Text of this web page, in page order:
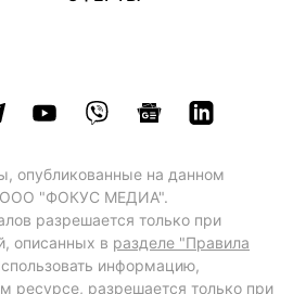
опубликованные на данном
ООО "ФОКУС МЕДИА".
разрешается только при
описанных в разделе "Правила
информацию,
ресурсе, разрешается только при